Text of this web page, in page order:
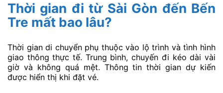
Thời gian đi từ Sài Gòn đến Bến
Tre mất bao lâu?
Thời gian di chuyển phụ thuộc vào lộ trình và tình hình
giao thông thực tế. Trung bình, chuyến đi kéo dài vài
giờ và không quá mệt. Thông tin thời gian dự kiến
được hiển thị khi đặt vé.